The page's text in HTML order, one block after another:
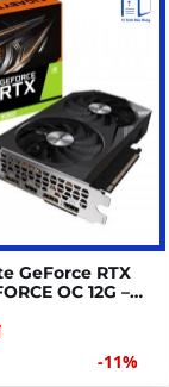
GeForce RTX
OC 12G –
-11%